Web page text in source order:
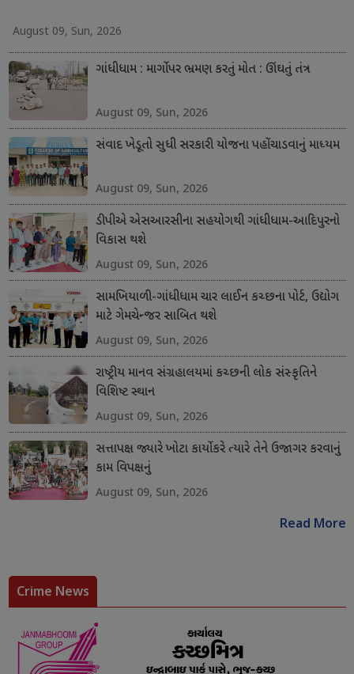
August 09, Sun, 2026
ગાંધીધામ : માર્ગો પર ભ્રમણ કરતું મોત : ઊંઘતું તંત્ર
August 09, Sun, 2026
સંવાદ ખેડૂતો સુધી સરકારી યોજના પહોંચાડવાનું માધ્યમ
August 09, Sun, 2026
ડીપીએ એસઆરસીના સહયોગથી ગાંધીધામ-આદિપુરનો
વિકાસ થશે
August 09, Sun, 2026
સામખિયાળી-ગાંધીધામ ચાર લાઈન કચ્છના પોર્ટ, ઉદ્યોગ
માટે ગેમચેન્જર સાબિત થશે
August 09, Sun, 2026
રાષ્ટ્રીય માનવ સંગ્રહાલયમાં કચ્છની લોક સંસ્કૃતિને
વિશિષ્ટ સ્થાન
August 09, Sun, 2026
સત્તાપક્ષ જ્યારે ખોટા કાર્યો કરે ત્યારે તેને ઉજાગર કરવાનું
કામ વિપક્ષનું
August 09, Sun, 2026
Read More
Crime News